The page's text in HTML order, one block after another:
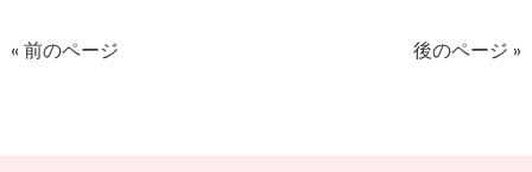
« 前のページ 後のページ »